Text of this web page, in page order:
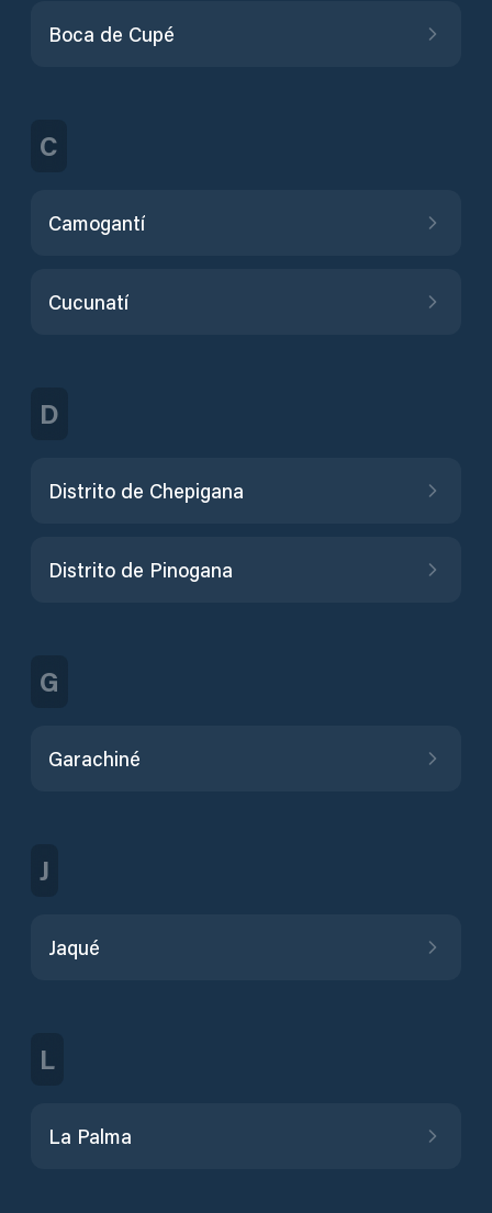
Boca de Cupé
C
Camogantí
Cucunatí
D
Distrito de Chepigana
Distrito de Pinogana
G
Garachiné
J
Jaqué
L
La Palma